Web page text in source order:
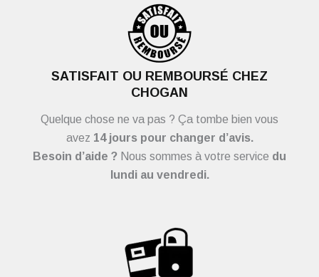
SATISFAIT OU REMBOURSÉ CHEZ
CHOGAN
Quelque chose ne va pas ? Ça tombe bien vous
avez 14 jours pour changer d’avis.
Besoin d’aide ? Nous sommes à votre service du
lundi au vendredi.